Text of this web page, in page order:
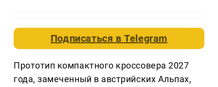
Подписаться вTelegram
Прототип компактного кроссовера 2027
года, замеченный в австрийских Альпах,